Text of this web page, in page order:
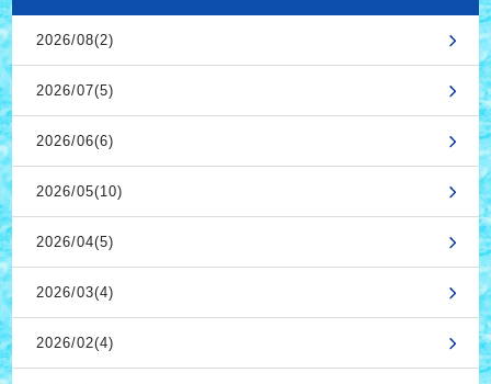
2026/08(2)
2026/07(5)
2026/06(6)
2026/05(10)
2026/04(5)
2026/03(4)
2026/02(4)